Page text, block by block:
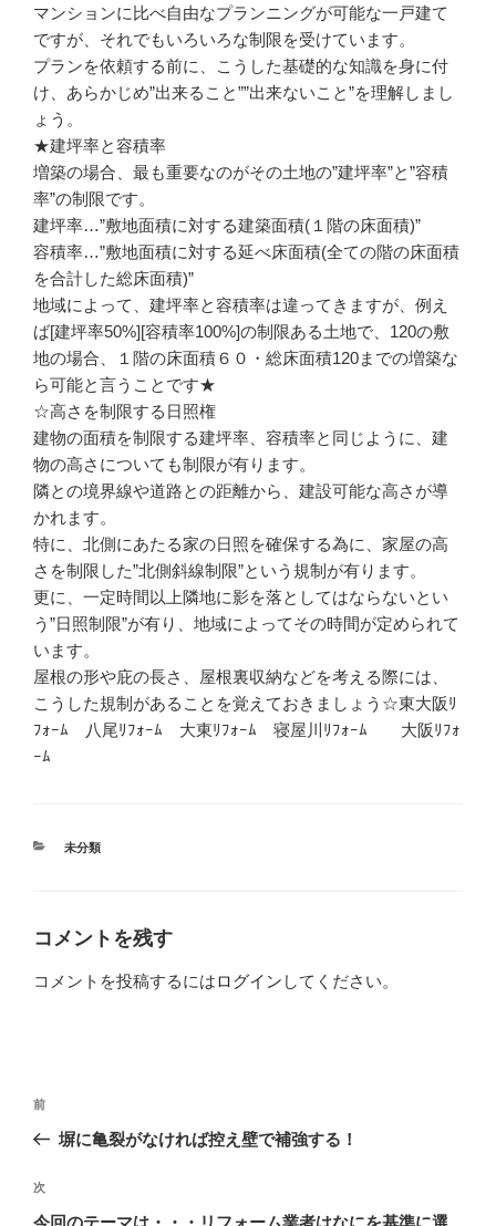
マンションに比べ自由なプランニングが可能な一戸建て
ですが、それでもいろいろな制限を受けています。
プランを依頼する前に、こうした基礎的な知識を身に付
け、あらかじめ”出来ること””出来ないこと”を理解しまし
ょう。
★建坪率と容積率
増築の場合、最も重要なのがその土地の”建坪率”と”容積
率”の制限です。
建坪率…”敷地面積に対する建築面積(１階の床面積)”
容積率…”敷地面積に対する延べ床面積(全ての階の床面積
を合計した総床面積)”
地域によって、建坪率と容積率は違ってきますが、例え
ば[建坪率50%][容積率100%]の制限ある土地で、120の敷
地の場合、１階の床面積６０・総床面積120までの増築な
ら可能と言うことです★
☆高さを制限する日照権
建物の面積を制限する建坪率、容積率と同じように、建
物の高さについても制限が有ります。
隣との境界線や道路との距離から、建設可能な高さが導
かれます。
特に、北側にあたる家の日照を確保する為に、家屋の高
さを制限した”北側斜線制限”という規制が有ります。
更に、一定時間以上隣地に影を落としてはならないとい
う”日照制限”が有り、地域によってその時間が定められて
います。
屋根の形や庇の長さ、屋根裏収納などを考える際には、
こうした規制があることを覚えておきましょう☆東大阪ﾘ
ﾌｫｰﾑ 八尾ﾘﾌｫｰﾑ 大東ﾘﾌｫｰﾑ 寝屋川ﾘﾌｫｰﾑ 大阪ﾘﾌｫ
ｰﾑ
カ
未分類
コメントを残す
コメントを投稿するにはログイン してください。
投
ビ
ゲ
過
去
投
稿
前
塀に亀裂がなければ控え壁で補強する！
次
の
次